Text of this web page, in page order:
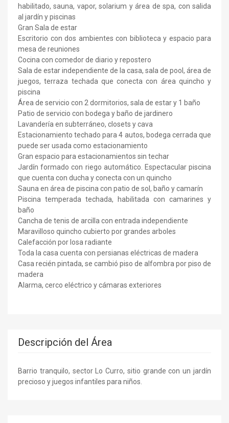
habilitado, sauna, vapor, solarium y área de spa, con salida
al jardín y piscinas
Gran Sala de estar
Escritorio con dos ambientes con biblioteca y espacio para
mesa de reuniones
Cocina con comedor de diario y repostero
Sala de estar independiente de la casa, sala de pool, área de
juegos, terraza techada que conecta con área quincho y
piscina
Área de servicio con 2 dormitorios, sala de estar y 1 baño
Patio de servicio con bodega y baño de jardinero
Lavandería en subterráneo, closets y cava
Estacionamiento techado para 4 autos, bodega cerrada que
puede ser usada como estacionamiento
Gran espacio para estacionamientos sin techar
Jardín formado con riego automático. Espectacular piscina
que cuenta con ducha y conecta con un quincho
Sauna en área de piscina con patio de sol, baño y camarín
Piscina temperada techada, habilitada con camarines y
baño
Cancha de tenis de arcilla con entrada independiente
Maravilloso quincho cubierto por grandes arboles
Calefacción por losa radiante
Toda la casa cuenta con persianas eléctricas de madera
Casa recién pintada, se cambió piso de alfombra por piso de
madera
Alarma, cerco eléctrico y cámaras exteriores
Descripción del Área
Barrio tranquilo, sector Lo Curro, sitio grande con un jardín
precioso y juegos infantiles para niños.